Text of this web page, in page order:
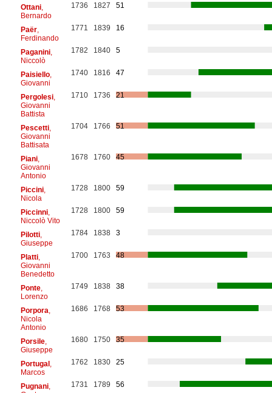
Ottani,
Bernardo
1736 1827 51
Paër,
Ferdinando
1771 1839 16
Paganini,
Niccolò
1782 1840 5
Paisiello,
Giovanni
1740 1816 47
Pergolesi,
Giovanni
Battista
1710 1736 21
Pescetti,
Giovanni
Battisata
1704 1766 51
Piani,
Giovanni
Antonio
1678 1760 45
Piccini,
Nicola
1728 1800 59
Piccinni,
Niccolò Vito
1728 1800 59
Pilotti,
Giuseppe
1784 1838 3
Platti,
Giovanni
Benedetto
1700 1763 48
Ponte,
Lorenzo
1749 1838 38
Porpora
Nicola
Antonio
1686 1768 53
Porsile,
Giuseppe
1680 1750 35
Portugal,
Marcos
1762 1830 25
Pugnani,
1731 1789 56